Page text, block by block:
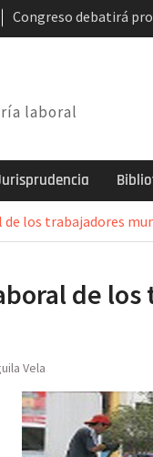
Congreso debatirá
AFP. Problema y
nacional
necesidad de derogarlo
laboral
los trabajadores
de
Vela